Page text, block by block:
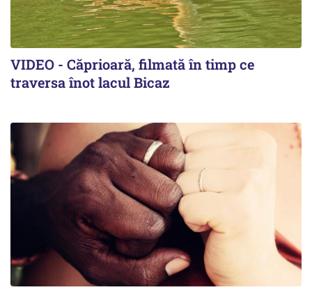
VIDEO - Căprioară, filmată în timp ce
traversa înot lacul Bicaz